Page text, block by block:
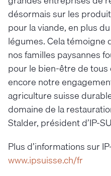
désormais sur les
pour la viande, en plus
légumes. Cela témoigne
nos familles paysannes
pour le bien-être de
encore notre
agriculture suisse
domaine de la
Stalder, président d’IP-
Plus d’informations sur
www.ipsuisse.ch/fr